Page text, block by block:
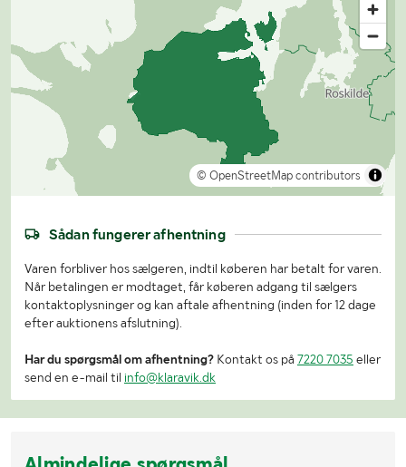
© OpenStreetMap contributors
Sådan fungerer afhentning
Varen forbliver hos sælgeren, indtil køberen har betalt for varen.
Når betalingen er modtaget, får køberen adgang til sælgers
kontaktoplysninger og kan aftale afhentning (inden for 12 dage
efter auktionens afslutning).
Har du spørgsmål om afhentning? Kontakt os på 7220 7035 eller
send en e-mail til info@klaravik.dk